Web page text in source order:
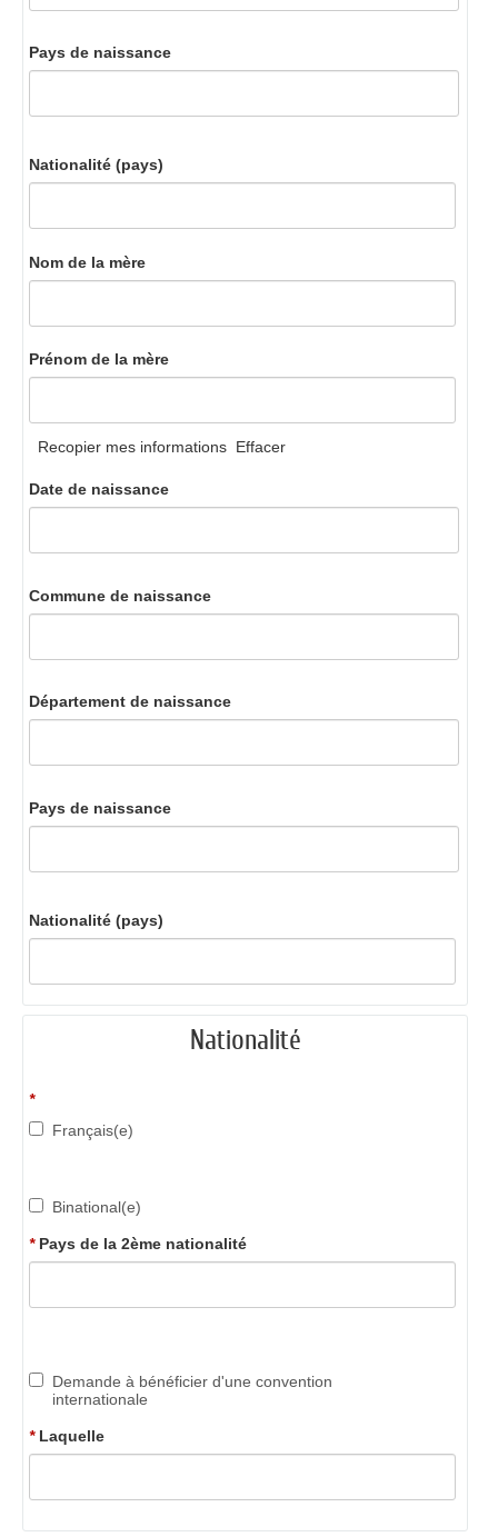
Pays de naissance
Nationalité (pays)
Nom de la mère
Prénom de la mère
Recopier mes informations Effacer
Date de naissance
Commune de naissance
Département de naissance
Pays de naissance
Nationalité (pays)
Nationalité
*
Français(e)
Binational(e)
*Pays de la 2ème nationalité
Demande à bénéficier d'une convention
internationale
*Laquelle